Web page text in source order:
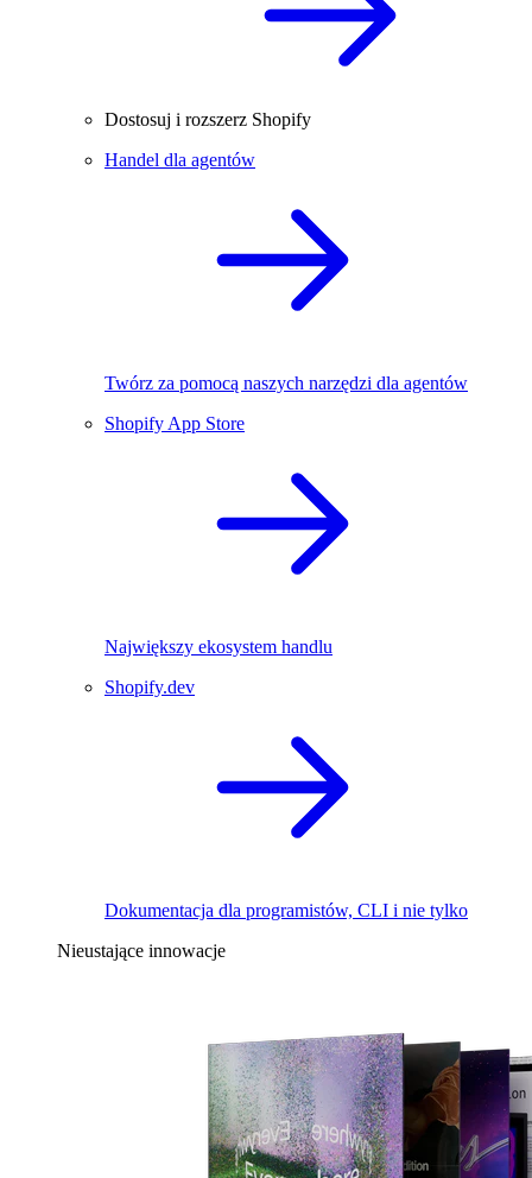
Dostosuj i rozszerz Shopify
Handel dla agentów
Twórz za pomocą naszych narzędzi dla agentów
Shopify App Store
Największy ekosystem handlu
Shopify.dev
Dokumentacja dla programistów, CLI i nie tylko
Nieustające innowacje